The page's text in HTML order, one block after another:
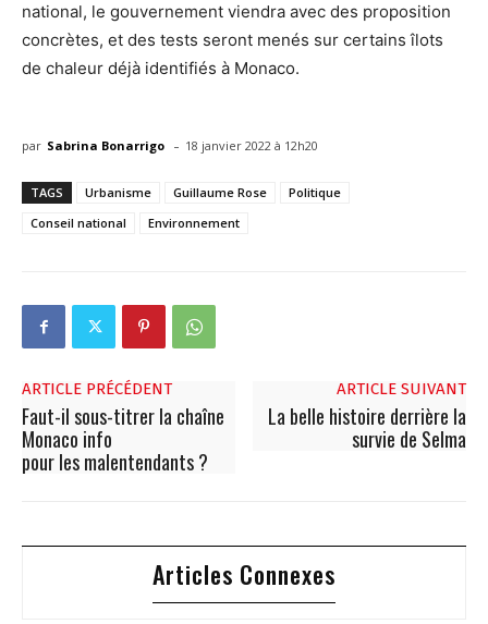
national, le gouvernement viendra avec des proposition
concrètes, et des tests seront menés sur certains îlots
de chaleur déjà identifiés à Monaco.
par Sabrina Bonarrigo - 18 janvier 2022 à 12h20
TAGS Urbanisme Guillaume Rose
Politique
Conseil national
Environnement
ARTICLE PRÉCÉDENT
Faut-il sous-titrer la chaîne
Monaco info
pour les malentendants ?
ARTICLE SUIVANT
La belle histoire derrière la
survie de Selma
Articles Connexes